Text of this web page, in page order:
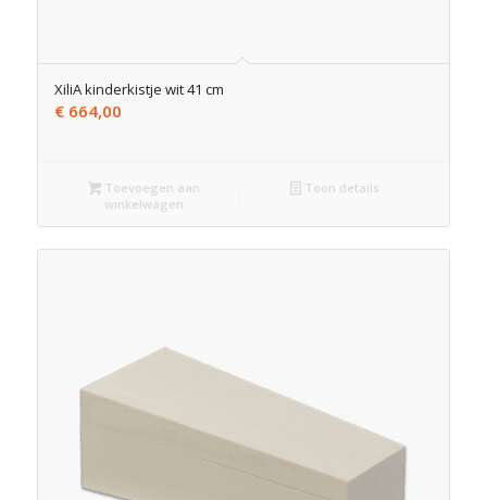
XiliA kinderkistje wit 41 cm
€664,00
Toevoegen aan
winkelwagen
Toon details